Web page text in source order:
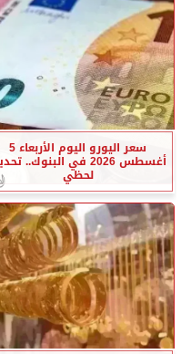
سعر اليورو اليوم الأربعاء 5
أغسطس 2026 في البنوك..
لحظي